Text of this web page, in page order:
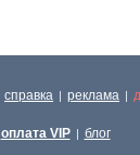
справка | реклама |
оплата VIP | блог